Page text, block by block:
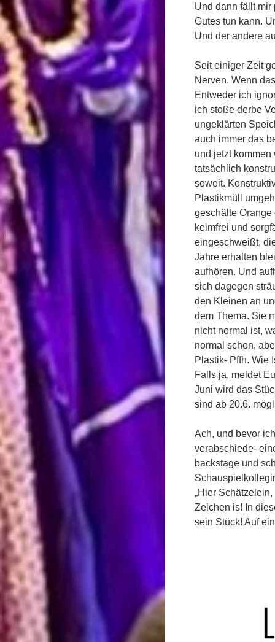
Und dann fällt
Gutes tun kann.
Und der andere
Seit einiger Zeit
Nerven. Wenn
Entweder ich
ich stoße derbe
ungeklärten
auch immer das
und jetzt
tatsächlich
soweit.
Plastikmüll
geschälte
keimfrei und
eingeschweißt,
Jahre erhalten
aufhören. Und
sich dagegen
den Kleinen an
dem Thema. Sie
nicht normal ist,
normal schon,
Plastik- Pffh. Wie
Falls ja, meldet
Juni wird das
sind ab 20.6.
Ach, und bevor
verabschiede-
backstage und
„Hier
Zeichen is! In
sein Stück! Auf